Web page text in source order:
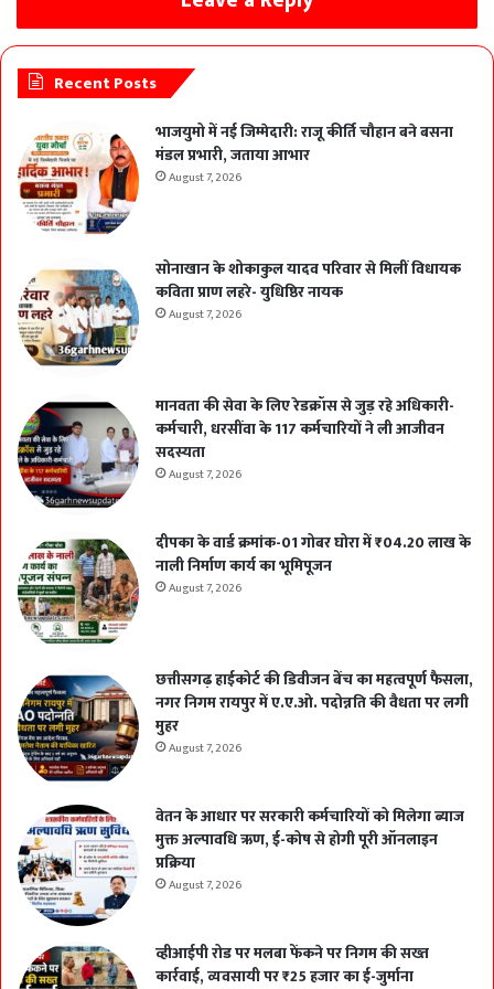
सोनाखान के शोकाकुल यादव परिवार से मिलीं विधायक
कविता प्राण लहरे- युधिष्ठिर नायक
Recent Posts
भाजयुमो में नई जिम्मेदारी: राजू कीर्ति चौहान बने बसना
मंडल प्रभारी, जताया आभार
August 7, 2026
सोनाखान के शोकाकुल यादव परिवार से मिलीं विधायक
कविता प्राण लहरे- युधिष्ठिर नायक
August 7, 2026
मानवता की सेवा के लिए रेडक्रॉस से जुड़ रहे अधिकारी-
कर्मचारी, धरसींवा के 117 कर्मचारियों ने ली आजीवन
सदस्यता
August 7, 2026
दीपका के वार्ड क्रमांक-01 गोबर घोरा में ₹04.20 लाख के
नाली निर्माण कार्य का भूमिपूजन
August 7, 2026
छत्तीसगढ़ हाईकोर्ट की डिवीजन बेंच का महत्वपूर्ण फैसला,
नगर निगम रायपुर में ए.ए.ओ. पदोन्नति की वैधता पर लगी
मुहर
August 7, 2026
वेतन के आधार पर सरकारी कर्मचारियों को मिलेगा ब्याज
मुक्त अल्पावधि ऋण, ई-कोष से होगी पूरी ऑनलाइन
प्रक्रिया
August 7, 2026
व्हीआईपी रोड पर मलबा फेंकने पर निगम की सख्त
कार्रवाई, व्यवसायी पर ₹25 हजार का ई-जुर्माना